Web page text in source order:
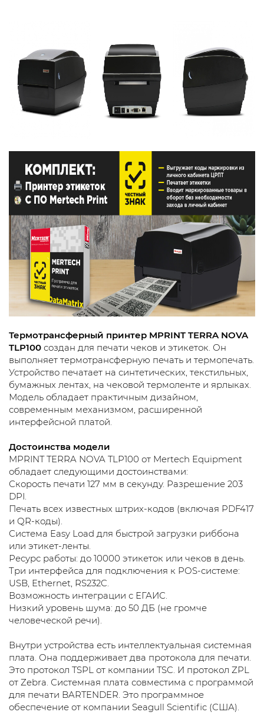
Термотрансферный принтер MPRINT TERRA NOVA
TLP100 создан для печати чеков и этикеток. Он
выполняет термотрансферную печать и термопечать.
Устройство печатает на синтетических, текстильных,
бумажных лентах, на чековой термоленте и ярлыках.
Модель обладает практичным дизайном,
современным механизмом, расширенной
интерфейсной платой.
Достоинства модели
MPRINT TERRA NOVA TLP100 от Mertech Equipment
обладает следующими достоинствами:
Скорость печати 127 мм в секунду. Разрешение 203
DPI.
Печать всех известных штрих-кодов (включая PDF417
и QR-коды).
Система Easy Load для быстрой загрузки риббона
или этикет-ленты.
Ресурс работы: до 10000 этикеток или чеков в день.
Три интерфейса для подключения к POS-системе:
USB, Ethernet, RS232C.
Возможность интеграции с ЕГАИС.
Низкий уровень шума: до 50 ДБ (не громче
человеческой речи).
Внутри устройства есть интеллектуальная системная
плата. Она поддерживает два протокола для печати.
Это протокол TSPL от компании TSC. И протокол ZPL
от Zebra. Системная плата совместима с программой
для печати BARTENDER. Это программное
обеспечение от компании Seagull Scientific (США).